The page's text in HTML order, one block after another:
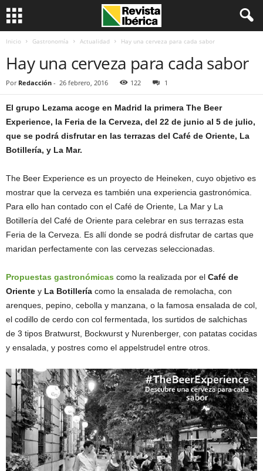
Inicio Gastronomía Actualidad Hay una cerveza para cada sabor
Hay una cerveza para cada sabor
Por Redacción - 26 febrero, 2016 122 1
El grupo Lezama acoge en Madrid la primera The Beer
Experience, la Feria de la Cerveza, del 22 de junio al 5 de julio,
que se podrá disfrutar en las terrazas del Café de Oriente, La
Botillería, y La Mar.
The Beer Experience es un proyecto de Heineken, cuyo objetivo es
mostrar que la cerveza es también una experiencia gastronómica.
Para ello han contado con el Café de Oriente, La Mar y La
Botillería del Café de Oriente para celebrar en sus terrazas esta
Feria de la Cerveza. Es allí donde se podrá disfrutar de cartas que
maridan perfectamente con las cervezas seleccionadas.
Propuestas gastronómicas como la realizada por el Café de
Oriente y La Botillería como la ensalada de remolacha, con
arenques, pepino, cebolla y manzana, o la famosa ensalada de col,
el codillo de cerdo con col fermentada, los surtidos de salchichas
de 3 tipos Bratwurst, Bockwurst y Nurenberger, con patatas cocidas
y ensalada, y postres como el appelstrudel entre otros.